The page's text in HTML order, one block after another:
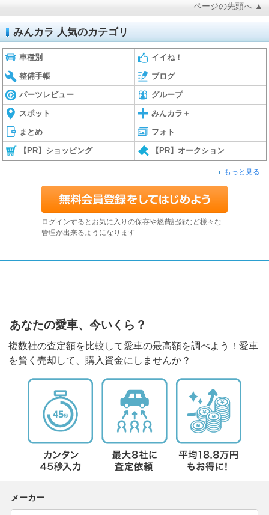
ページの先頭へ ▲
みんカラ 人気のカテゴリ
車種別 イイね！
整備手帳 ブログ
パーツレビュー グループ
スポット みんカラ＋
まとめ フォト
【PR】ショッピング 【PR】オークション
もっと見る
ログインするとお気に入りの保存や燃費記録など様々な
管理が出来るようになります
あなたの愛車、今いくら？
複数社の査定額を比較して愛車の最高額を調べよう！愛車
を賢く売却して、購入資金にしませんか？
メーカー